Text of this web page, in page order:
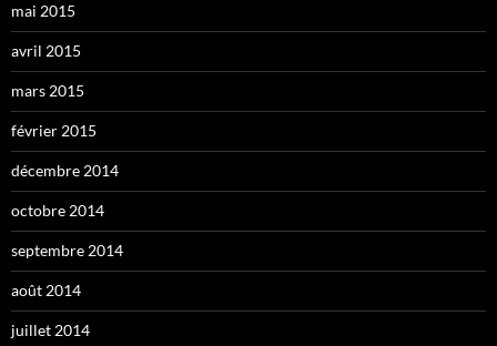
mai 2015
avril 2015
mars 2015
février 2015
décembre 2014
octobre 2014
septembre 2014
août 2014
juillet 2014